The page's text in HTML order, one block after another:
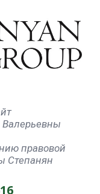
Валерьевны
правовой
Степанян